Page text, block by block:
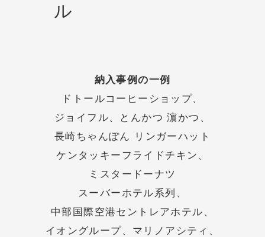
ル
納入事例の一例
ドトールコーヒーショップ、
ジョイフル、とんかつ 濵かつ、
長崎ちゃんぽん リンガーハット
ケンタッキーフライドチキン、
ミスタードーナツ
スーバーホテル系列、
中部国際空港セントレアホテル、
イオングループ、マリノアシティ、